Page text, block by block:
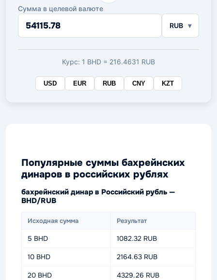
Сумма в целевой валюте
Сумма
целевой
валюте
RUB
Курс: 1 BHD = 216.4631 RUB
USD EUR RUB CNY KZT
Популярные суммы бахрейнских
динаров в российских рублях
бахрейнский динар в Российский рубль —
BHD/RUB
Исходная сумма Результат
5 BHD 1082.32 RUB
10 BHD 2164.63 RUB
20 BHD 4329.26 RUB